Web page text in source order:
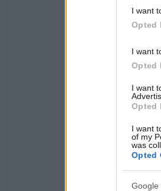
I want
Opted
I want
Opted
I want
Opted
I want
of my
was
Opted
Google